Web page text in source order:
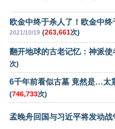
欧金中终于杀人了！欧金中
2021/10/19 (263,661次)
翻开地球的古老记忆：神派使
次)
6千年前看似古墓 竟然是…太
(746,733次)
孟晚舟回国与习近平将发动战